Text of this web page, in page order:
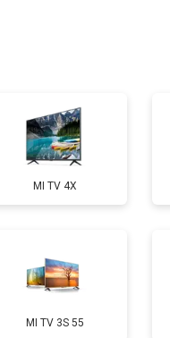
2600 ₽
3500 ₽
5200 ₽
3100 ₽
MI TV 4X
MI TV 3S 55